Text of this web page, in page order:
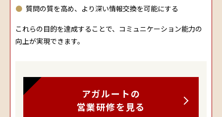
質問の質を高め、より深い情報交換を可能にする
これらの目的を達成することで、コミュニケーション能力の
向上が実現できます。
アガルートの
営業研修を見る